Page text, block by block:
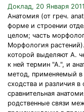
Доклад, 20 Января 2011
Анатомия (от греч.
форме и строении
целом; часть
Морфология
которой выделяют А.
к ней термин "А.", и
метод, применяемый
сходства и различия
сравнительная
родственные связи